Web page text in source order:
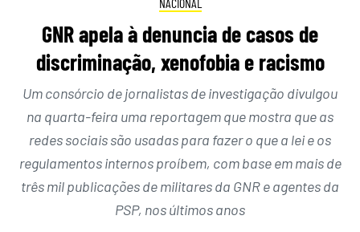
GNR apela à denuncia de casos de
discriminação, xenofobia e racismo
Um consórcio de jornalistas de investigação divulgou
na quarta-feira uma reportagem que mostra que as
redes sociais são usadas para fazer o que a lei e os
regulamentos internos proíbem, com base em mais de
três mil publicações de militares da GNR e agentes da
PSP, nos últimos anos